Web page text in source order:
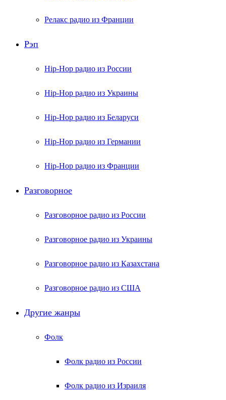
Релакс радио из Франции
Рэп
Hip-Hop радио из России
Hip-Hop радио из Украины
Hip-Hop радио из Беларуси
Hip-Hop радио из Германии
Hip-Hop радио из Франции
Разговорное
Разговорное радио из России
Разговорное радио из Украины
Разговорное радио из Казахстана
Разговорное радио из США
Другие жанры
Фолк
Фолк радио из России
Фолк радио из Израиля